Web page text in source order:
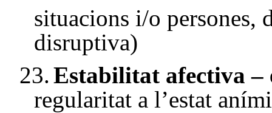
situacions i/o persones,
disruptiva)
23.Estabilitat afectiva –
regularitat a l’estat